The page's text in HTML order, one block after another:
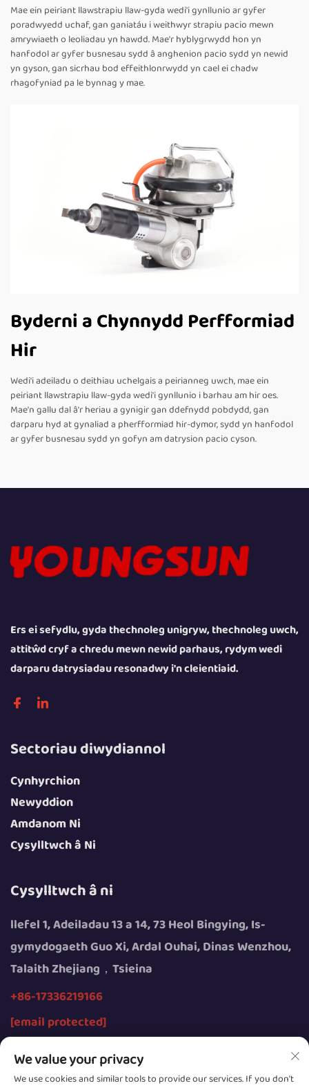
Mae ein peiriant llawstrapiu llaw-gyda wedi'i gynllunio ar gyfer
poradwyedd uchaf, gan ganiatáu i weithwyr strapiu pacio mewn
amrywiaeth o leoliadau yn hawdd. Mae'r hyblygrwydd hon yn
hanfodol ar gyfer busnesau sydd â anghenion pacio sydd yn newid
yn gyson, gan sicrhau bod effeithlonrwydd yn cael ei chadw
rhagofyniad pa le bynnag y mae.
Byderni a Chynnydd Perfformiad
Hir
Wedi'i adeiladu o deithiau uchelgais a peirianneg uwch, mae ein
peiriant llawstrapiu llaw-gyda wedi'i gynllunio i barhau am hir oes.
Mae'n gallu dal â'r heriau a gynigir gan ddefnydd pobdydd, gan
darparu hyd at gynaliad a pherfformiad hir-dymor, sydd yn hanfodol
ar gyfer busnesau sydd yn gofyn am datrysion pacio cyson.
Ers ei sefydlu, gyda thechnoleg unigryw, thechnoleg uwch,
attitŵd cryf a chredu mewn newid parhaus, rydym wedi
darparu datrysiadau resonadwy i'n cleientiaid.
Sectoriau diwydiannol
Cynhyrchion
Newyddion
Amdanom Ni
Cysylltwch â Ni
Cysylltwch â ni
llefel 1, Adeiladau 13 a 14, 73 Heol Bingying, Is-
gymydogaeth Guo Xi, Ardal Ouhai, Dinas Wenzhou,
Talaith Zhejiang，Tsieina
+86-17336219166
[email protected]
We value your privacy
We use cookies and similar tools to provide our services. If you don't